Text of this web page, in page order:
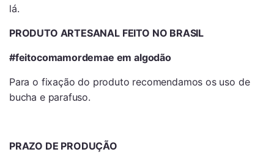
lá.
PRODUTO ARTESANAL FEITO NO BRASIL
#feitocomamordemae em algodão
Para o fixação do produto recomendamos os uso de
bucha e parafuso.
PRAZO DE PRODUÇÃO